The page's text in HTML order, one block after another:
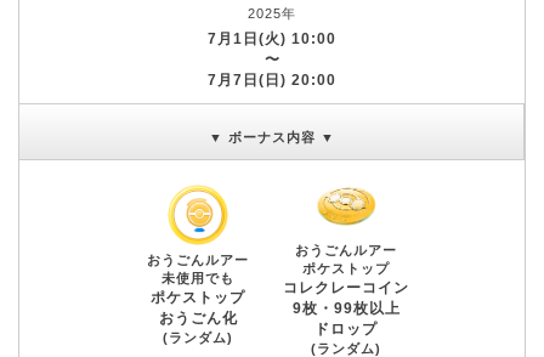
2025年
7月1日(火) 10:00
〜
7月7日(日) 20:00
▼ ボーナス内容 ▼
おうごんルアー
未使用でも
ポケストップ
おうごん化
(ランダム)
おうごんルアー
ポケストップ
コレクレーコイン
9枚・99枚以上
ドロップ
(ランダム)